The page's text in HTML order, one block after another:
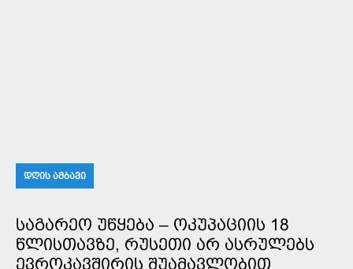
ᲓᲦᲘᲡ ᲐᲛᲑᲐᲕᲘ
ᲡᲐᲒᲐᲠᲔᲝ ᲣᲬᲧᲔᲑᲐ – ᲝᲙᲣᲞᲐᲪᲘᲘᲡ 18
ᲬᲚᲘᲡᲗᲐᲕᲖᲔ, ᲠᲣᲡᲔᲗᲘ ᲐᲠ ᲐᲡᲠᲣᲚᲔᲑᲡ
ᲔᲕᲠᲝᲙᲐᲕᲨᲘᲠᲘᲡ ᲨᲣᲐᲛᲐᲕᲚᲝᲑᲘᲗ